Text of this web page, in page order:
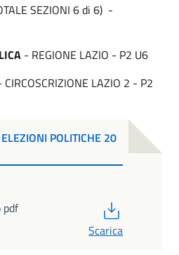
SEZIONI 6 di 6) -
- REGIONE LAZIO - P2 U6
CIRCOSCRIZIONE LAZIO 2 - P2
POLITICHE 20
pdf
Scarica